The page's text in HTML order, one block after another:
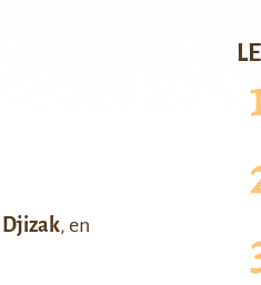
Djizak, en